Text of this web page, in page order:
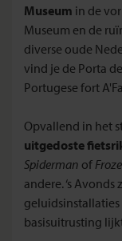
Museum in de
Museum en de
diverse oude
vind je de Porta
Portugese fort
Opvallend in het
uitgedoste
Spiderman of
andere. ‘s
basisuitrusting